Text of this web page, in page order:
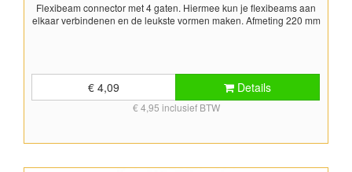
Flexibeam connector met 4 gaten. Hiermee kun je flexibeams aan
elkaar verbindenen en de leukste vormen maken. Afmeting 220 mm
€ 4,09 Details
€ 4,95 inclusief BTW